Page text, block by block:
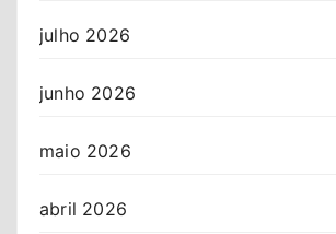
julho 2026
junho 2026
maio 2026
abril 2026